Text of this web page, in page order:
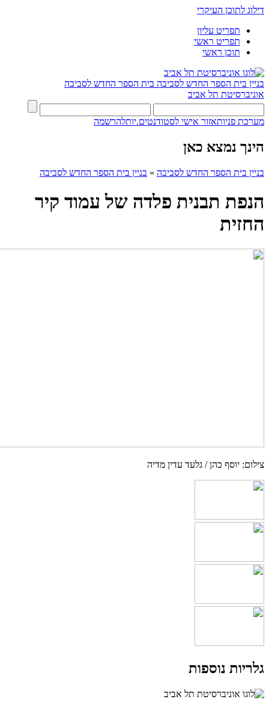
דילוג לתוכן העיקרי
תפריט עליון
תפריט ראשי
תוכן ראשי
בניין בית הספר החדש לסביבה בית הספר החדש לסביבה
אוניברסיטת תל אביב
מערכת פניותאזור אישי לסטודנטים.יותלהרשמה
הינך נמצא כאן
בניין בית הספר החדש לסביבה » בניין בית הספר החדש לסביבה
הנפת תבנית פלדה של עמוד קיר
החזית
צילום: יוסף כהן / גלעד עדין מדיה
גלריות נוספות